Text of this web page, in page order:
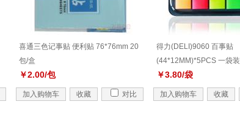
喜通三色记事贴 便利贴 76*76mm 20
包/盒
￥2.00/包
加入购物车 收藏 对比
得力(DELI)9060 百事贴
(44*12MM)*5PCS 一袋装
￥3.80/袋
加入购物车 收藏